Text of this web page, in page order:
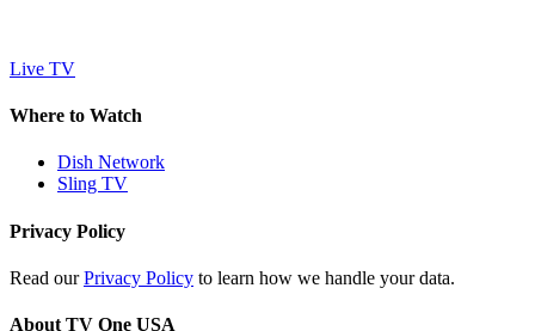
Live TV
Where to Watch
Dish Network
Sling TV
Privacy Policy
Read ourPrivacy Policy to learn how we handle your data.
About TV One USA